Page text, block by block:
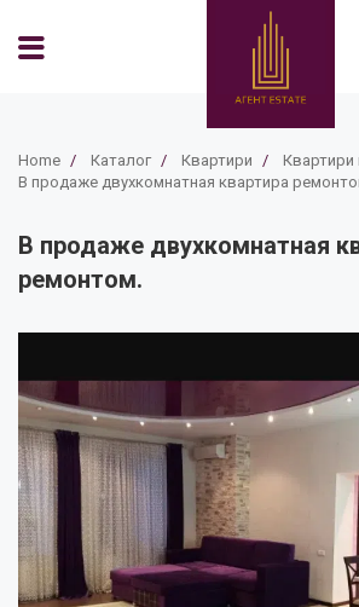
Home / Каталог / Квартири /
В продаже двухкомнатная квартира
В продаже двухкомнатная
ремонтом.